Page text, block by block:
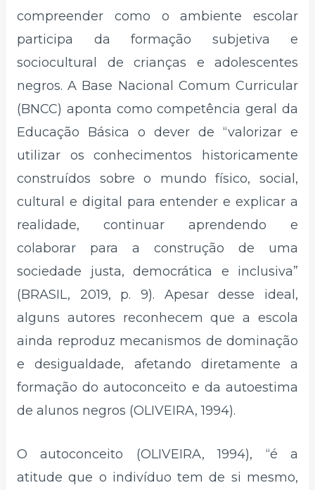
compreender como o ambiente escolar
participa da formação subjetiva e
sociocultural de crianças e adolescentes
negros. A Base Nacional Comum Curricular
(BNCC) aponta como competência geral da
Educação Básica o dever de “valorizar e
utilizar os conhecimentos historicamente
construídos sobre o mundo físico, social,
cultural e digital para entender e explicar a
realidade, continuar aprendendo e
colaborar para a construção de uma
sociedade justa, democrática e inclusiva”
(BRASIL, 2019, p. 9). Apesar desse ideal,
alguns autores reconhecem que a escola
ainda reproduz mecanismos de dominação
e desigualdade, afetando diretamente a
formação do autoconceito e da autoestima
de alunos negros (OLIVEIRA, 1994).
O autoconceito (OLIVEIRA, 1994), “é a
atitude que o indivíduo tem de si mesmo,